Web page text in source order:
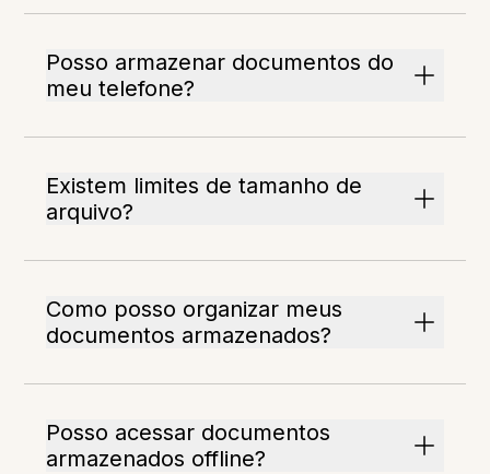
Posso armazenar documentos do
meu telefone?
Existem limites de tamanho de
arquivo?
Como posso organizar meus
documentos armazenados?
Posso acessar documentos
armazenados offline?